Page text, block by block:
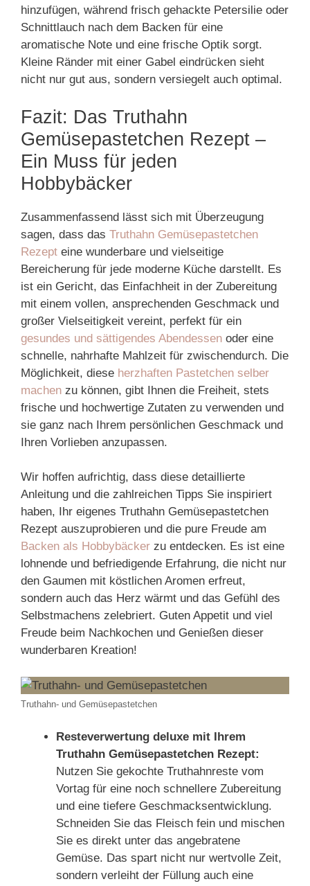
hinzufügen, während frisch gehackte Petersilie oder
Schnittlauch nach dem Backen für eine
aromatische Note und eine frische Optik sorgt.
Kleine Ränder mit einer Gabel eindrücken sieht
nicht nur gut aus, sondern versiegelt auch optimal.
Fazit: Das Truthahn
Gemüsepastetchen Rezept –
Ein Muss für jeden
Hobbybäcker
Zusammenfassend lässt sich mit Überzeugung
sagen, dass das Truthahn Gemüsepastetchen
Rezept eine wunderbare und vielseitige
Bereicherung für jede moderne Küche darstellt. Es
ist ein Gericht, das Einfachheit in der Zubereitung
mit einem vollen, ansprechenden Geschmack und
großer Vielseitigkeit vereint, perfekt für ein
gesundes und sättigendes Abendessen oder eine
schnelle, nahrhafte Mahlzeit für zwischendurch. Die
Möglichkeit, diese herzhaften Pastetchen selber
machen zu können, gibt Ihnen die Freiheit, stets
frische und hochwertige Zutaten zu verwenden und
sie ganz nach Ihrem persönlichen Geschmack und
Ihren Vorlieben anzupassen.
Wir hoffen aufrichtig, dass diese detaillierte
Anleitung und die zahlreichen Tipps Sie inspiriert
haben, Ihr eigenes Truthahn Gemüsepastetchen
Rezept auszuprobieren und die pure Freude am
Backen als Hobbybäcker zu entdecken. Es ist eine
lohnende und befriedigende Erfahrung, die nicht nur
den Gaumen mit köstlichen Aromen erfreut,
sondern auch das Herz wärmt und das Gefühl des
Selbstmachens zelebriert. Guten Appetit und viel
Freude beim Nachkochen und Genießen dieser
wunderbaren Kreation!
Truthahn- und Gemüsepastetchen
Resteverwertung deluxe mit Ihrem
Truthahn Gemüsepastetchen Rezept:
Nutzen Sie gekochte Truthahnreste vom
Vortag für eine noch schnellere Zubereitung
und eine tiefere Geschmacksentwicklung.
Schneiden Sie das Fleisch fein und mischen
Sie es direkt unter das angebratene
Gemüse. Das spart nicht nur wertvolle Zeit,
sondern verleiht der Füllung auch eine